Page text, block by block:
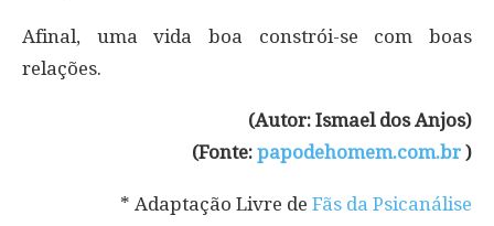
Afinal, uma vida boa constrói-se com boas
relações.
(Autor: Ismael dos Anjos)
(Fonte: papodehomem.com.br )
* Adaptação Livre de Fãs da Psicanálise